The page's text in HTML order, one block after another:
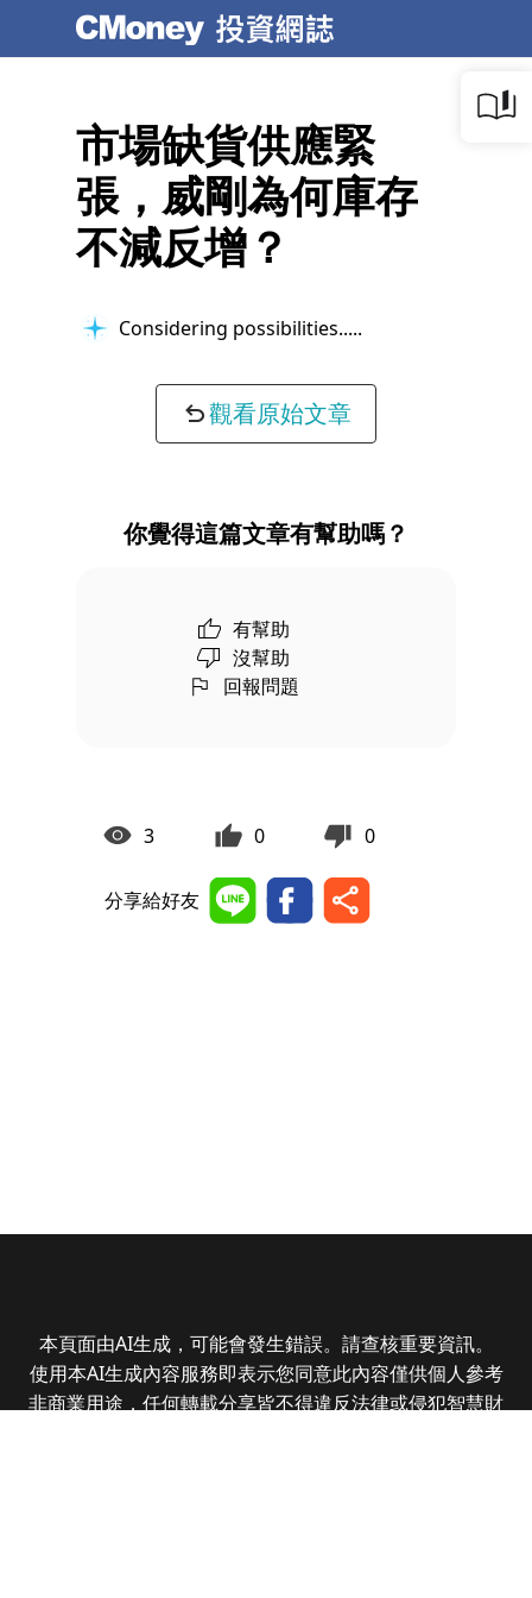
市場缺貨供應緊
張，威剛為何庫存
不減反增？
Considering possibilities...
觀看原始文章
你覺得這篇文章有幫助嗎？
有幫助
沒幫助
回報問題
3 0 0
分享給好友
本頁面由AI生成，可能會發生錯誤。請查核重要資訊。
使用本AI生成內容服務即表示您同意此內容僅供個人參考
非商業用途，任何轉載分享皆不得違反法律或侵犯智慧財